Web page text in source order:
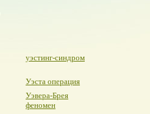
уэстинг-синдром
Уэста операция
Уэвера-Брея
феномен